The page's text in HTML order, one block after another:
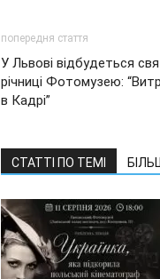
попередня стаття
У Львові відбудеться
річниці Фотомузею:
в Кадрі”
СТАТТІ ПО ТЕМІ